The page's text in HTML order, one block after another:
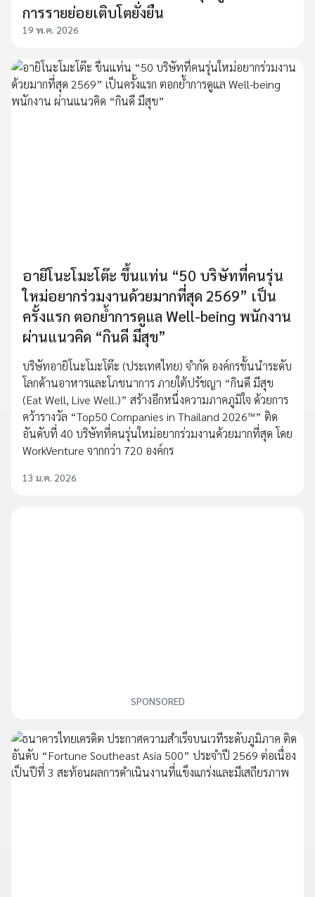
การรายย่อยเติบโตยั่งยืน
19 พ.ค. 2026
อายิโนะโมะโต๊ะ ขึ้นแท่น “50 บริษัทที่คนรุ่น
ใหม่อยากร่วมงานด้วยมากที่สุด 2569” เป็น
ครั้งแรก ตอกย้ำการดูแล Well-being พนักงาน
ผ่านแนวคิด “กินดี มีสุข”
บริษัทอายิโนะโมะโต๊ะ (ประเทศไทย) จำกัด องค์กรชั้นนำระดับ
โลกด้านอาหารและโภชนาการ ภายใต้ปรัชญา “กินดี มีสุข
(Eat Well, Live Well.)” สร้างอีกหนึ่งความภาคภูมิใจ ด้วยการ
คว้ารางวัล “Top50 Companies in Thailand 2026™” ติด
อันดับที่ 40 บริษัทที่คนรุ่นใหม่อยากร่วมงานด้วยมากที่สุด โดย
WorkVenture จากกว่า 720 องค์กร
13 ม.ค. 2026
SPONSORED